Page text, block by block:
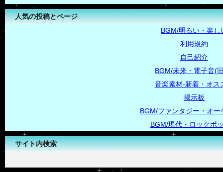
人気の投稿とページ
BGM/明るい・楽し
利用規約
自己紹介
BGM/未来・電子音(
音楽素材-新着・オス
掲示板
BGM/ファンタジー・オー
BGM/現代・ロックポ
サイト内検索